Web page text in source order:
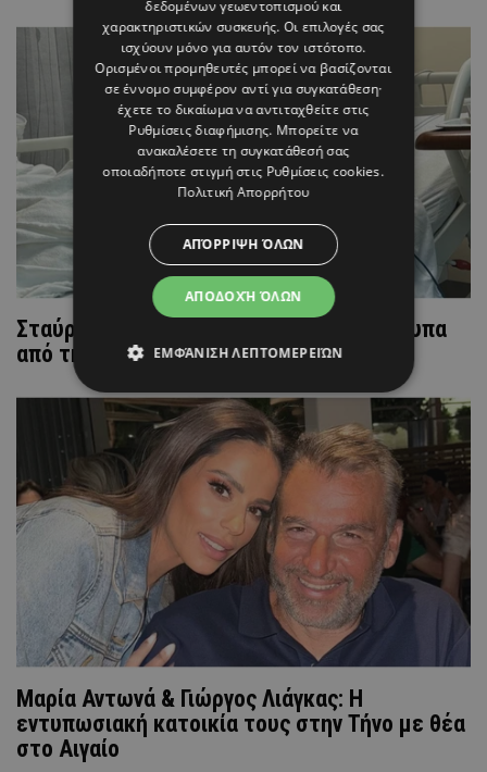
Σταύρος Φλώρος: Συγκινούν τα στιγμιότυπα
από την αποκατάστασή του στο Μαϊάμι
Μαρία Αντωνά & Γιώργος Λιάγκας: Η
εντυπωσιακή κατοικία τους στην Τήνο με θέα
στο Αιγαίο
δεδομένων γεωεντοπισμού και
χαρακτηριστικών συσκευής. Οι επιλογές σας
ισχύουν μόνο για αυτόν τον ιστότοπο.
Ορισμένοι προμηθευτές μπορεί να βασίζονται
σε έννομο συμφέρον αντί για συγκατάθεση·
έχετε το δικαίωμα να αντιταχθείτε στις
Ρυθμίσεις διαφήμισης. Μπορείτε να
ανακαλέσετε τη συγκατάθεσή σας
οποιαδήποτε στιγμή στις Ρυθμίσεις cookies.
Πολιτική Απορρήτου
ΑΠΟΔΟΧΉ ΌΛΩΝ
ΑΠΌΡΡΙΨΗ ΌΛΩΝ
ΕΜΦΆΝΙΣΗ ΛΕΠΤΟΜΕΡΕΙΏΝ